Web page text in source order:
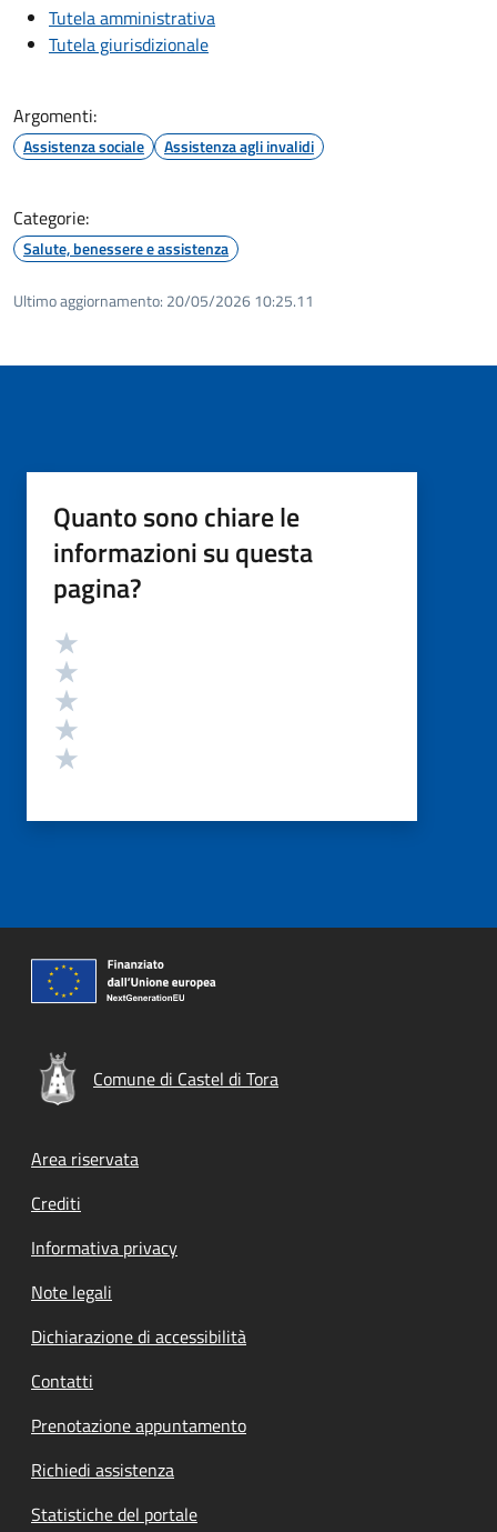
Tutela amministrativa
Tutela giurisdizionale
Argomenti:
Assistenza sociale Assistenza agli invalidi
Categorie:
Salute, benessere e assistenza
Ultimo aggiornamento: 20/05/2026 10:25.11
Quanto sono chiare le
informazioni su questa
pagina?
Valutazione
Comune di Castel di Tora
Footer menu
Area riservata
Crediti
Informativa privacy
Note legali
Dichiarazione di accessibilità
Contatti
Prenotazione appuntamento
Richiedi assistenza
Statistiche del portale